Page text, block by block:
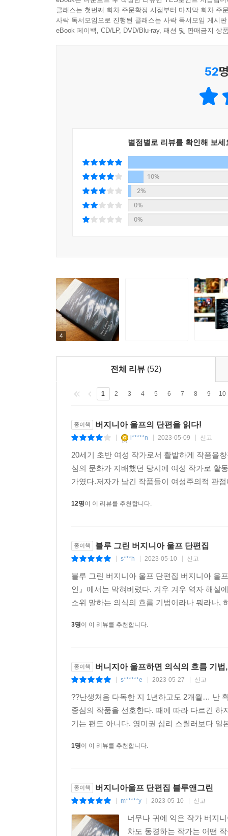
“블루&그린은 세차게 터져 나온 자유의 함성
유려하고도 생생한 외침 속에 당장 빠져보자.
정이현 작가는 “나는 버지니아 울프가 이 소설
고전이다.”라는 찬사를 바쳤다. 특히 강렬하고 생
〈본드 가의 댈러웨이 부인〉은 장갑을 사러
이끌어내는 신기를 보인다. 〈밖에서 본 여자
고전이다. 마주하는 눈동자의 떨림만으로 가슴
“밤은 은밀하게 공유되었고, 낮은 무리 전체에게
강화길 작가는 “버지니아 울프를 읽을 때면 늘
말처럼 분명 1881년부터 1941년까지를 살다간
깨어나고 싶지 않은 꿈 같은 언어에 젖어 푸르디
묘사를 자랑하고, 〈월요일 또는 화요일〉〈현악
천선란 작가는 “단정하고 정갈하지만, 모순적
조각났지만 전체다. 어둡지만 빛이다. 차갑고도
등 어느 형식에 안주하지 않고 한 작품 한 작품마
언제든 되어 있다.
클래스는 첫번째 회차 주문확정 시점부터 마지막 회차 주
사락 독서모임으로 진행된 클래스는 사락 독서모임 게시
eBook 페이백, CD/LP, DVD/Blu-ray, 패션 및 판매금지 상
52
별점별로 리뷰를 확인해 보세
10%
2%
0%
0%
4
전체 리뷰 (52)
1 2 3 4 5 6 7 8 9 10
종이책 버지니아 울프의 단편을 읽다!
i*****n 2023-05-09 신고
20세기 초반 여성 작가로서 활발하게 작품을
심의 문화가 지배했던 당시에 여성 작가로 활
가였다.저자가 남긴 작품들이 여성주의적 관
12명이 이 리뷰를 추천합니다.
종이책 블루 그린 버지니아 울프 단편집
s***h 2023-05-10 신고
블루 그린 버지니아 울프 단편집 버지니아 울
인』에서는 막혀버렸다. 겨우 겨우 역자 해설
소위 말하는 의식의 흐름 기법이라나 뭐라나,
3명이 이 리뷰를 추천합니다.
종이책 버니지아 울프하면 의식의 흐름 기
s******e 2023-05-27 신고
??난생처음 다독한 지 1년하고도 2개월… 난
중심의 작품을 선호한다. 때에 따라 다르긴
기는 편도 아니다. 영미권 심리 스릴러보다
1명이 이 리뷰를 추천합니다.
종이책 버지니아울프 단편집 블루앤그린
m*****y 2023-05-10 신고
너무나 귀에 익은 작가 버지
차도 동경하는 작가는 어떤